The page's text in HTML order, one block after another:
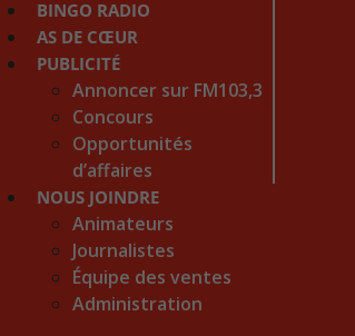
BINGO RADIO
AS DE CŒUR
PUBLICITÉ
Annoncer sur FM103,3
Concours
Opportunités
d’affaires
NOUS JOINDRE
Animateurs
Journalistes
Équipe des ventes
Administration